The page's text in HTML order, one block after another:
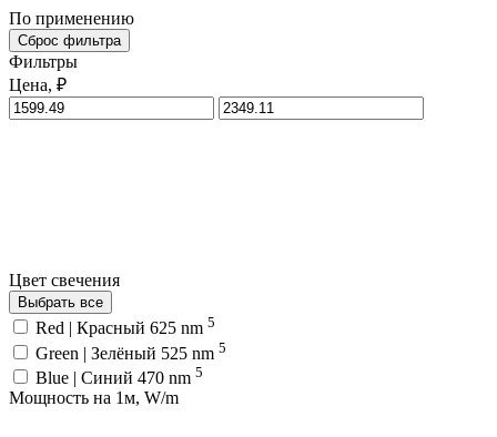
По применению
Сброс фильтра
Фильтры
Цена, ₽
Цвет свечения
Выбрать все
Red | Красный 625 nm 5
Green | Зелёный 525 nm 5
Blue | Синий 470 nm 5
Мощность на 1м, W/m